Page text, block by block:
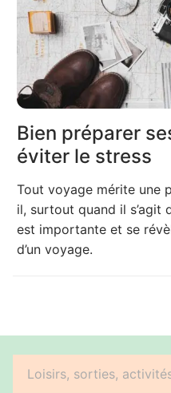
Bien préparer
éviter le stress
Tout voyage mérite une
il, surtout quand il s’agit
est importante et se
d’un voyage.
Rechercher